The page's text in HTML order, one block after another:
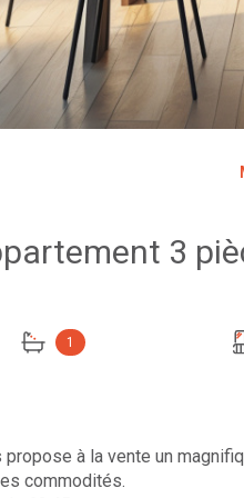
1
propose à la vente un
commodités.